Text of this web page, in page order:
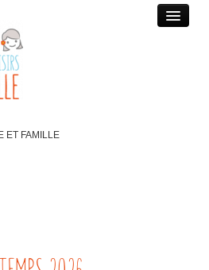
ET FAMILLE
MERCREDIS / ACTIVITÉS SPÉCIALISÉES